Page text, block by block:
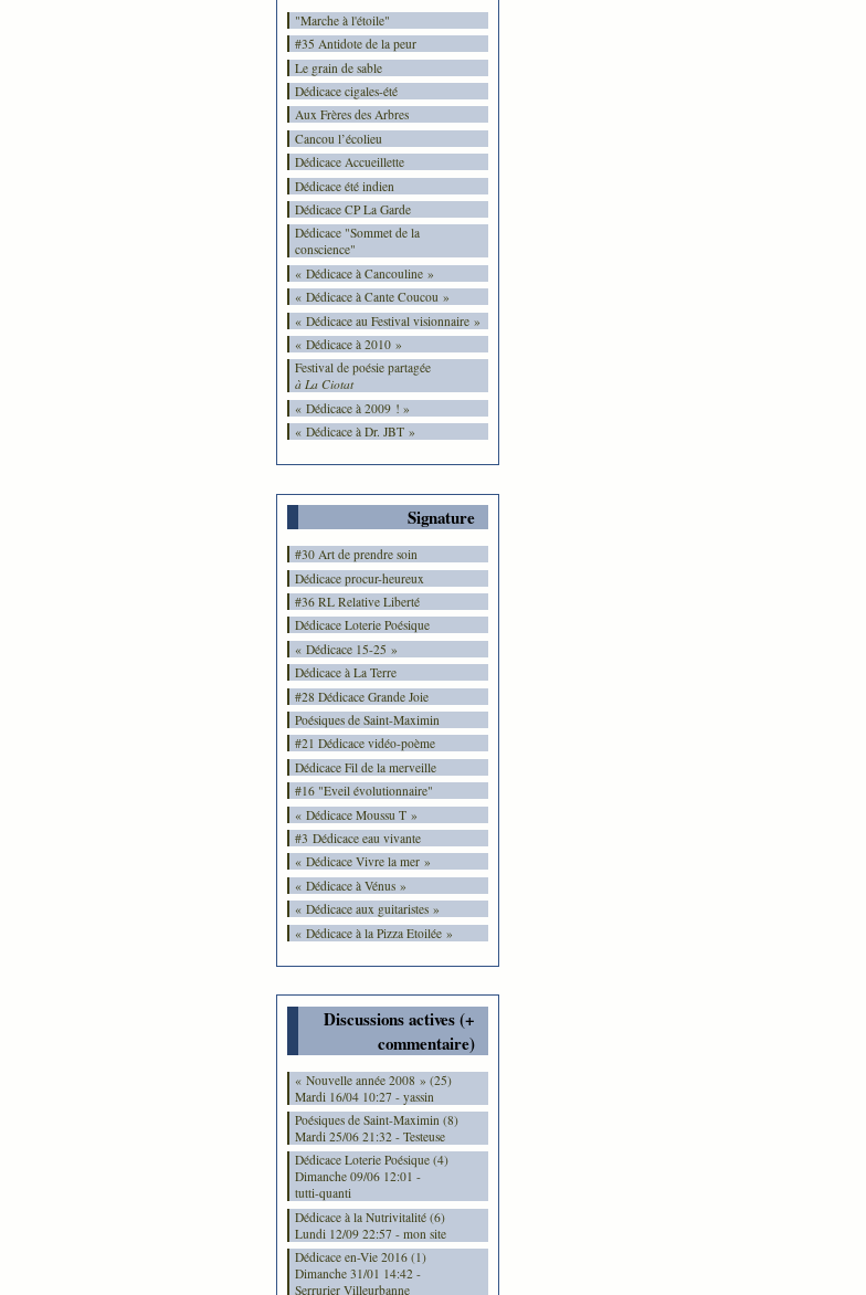
"Marche à l'étoile"
#35 Antidote de la peur
Le grain de sable
Dédicace cigales-été
Aux Frères des Arbres
Cancou l’écolieu
Dédicace Accueillette
Dédicace été indien
Dédicace CP La Garde
Dédicace "Sommet de la
conscience"
« Dédicace à Cancouline »
« Dédicace à Cante Coucou »
« Dédicace au Festival visionnaire »
« Dédicace à 2010 »
Festival de poésie partagée
à La Ciotat
« Dédicace à 2009 ! »
« Dédicace à Dr. JBT »
Signature
#30 Art de prendre soin
Dédicace procur-heureux
#36 RL Relative Liberté
Dédicace Loterie Poésique
« Dédicace 15-25 »
Dédicace à La Terre
#28 Dédicace Grande Joie
Poésiques de Saint-Maximin
#21 Dédicace vidéo-poème
Dédicace Fil de la merveille
#16 "Eveil évolutionnaire"
« Dédicace Moussu T »
#3 Dédicace eau vivante
« Dédicace Vivre la mer »
« Dédicace à Vénus »
« Dédicace aux guitaristes »
« Dédicace à la Pizza Etoilée »
Discussions actives (+
commentaire)
« Nouvelle année 2008 » (25)
Mardi 16/04 10:27 - yassin
Poésiques de Saint-Maximin (8)
Mardi 25/06 21:32 - Testeuse
Dédicace Loterie Poésique (4)
Dimanche 09/06 12:01 -
tutti-quanti
Dédicace à la Nutrivitalité (6)
Lundi 12/09 22:57 - mon site
Dédicace en-Vie 2016 (1)
Dimanche 31/01 14:42 -
Serrurier Villeurbanne